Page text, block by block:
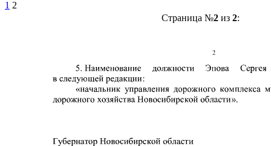
1 2
Страница №2из 2: